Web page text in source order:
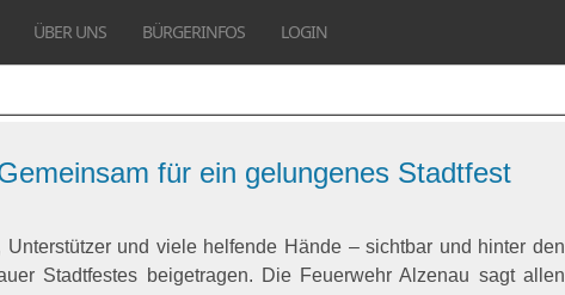
ÜBER UNS BÜRGERINFOS LOGIN
für ein gelungenes Stadtfest
Unterstützer und viele helfende Hände – sichtbar und hinter den
Stadtfestes beigetragen. Die Feuerwehr Alzenau sagt allen